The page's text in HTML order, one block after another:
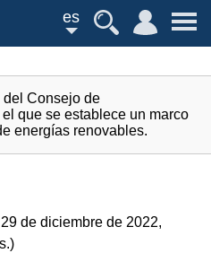
es
del Consejo de
que se establece un marco
energías renovables.
de diciembre de 2022,
)